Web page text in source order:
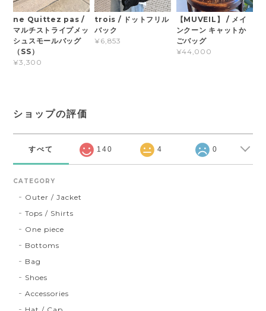
ne Quittez pas /
マルチストライプメッ
シュスモールバッグ
（SS）
¥3,300
trois / ドットフリル
バック
¥6,853
【MUVEIL】 / メイ
ンクーン キャットか
ごバッグ
¥44,000
ショップの評価
すべて 140 4 0
CATEGORY
Outer / Jacket
Tops / Shirts
One piece
Bottoms
Bag
Shoes
Accessories